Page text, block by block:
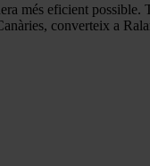
més eficient possible.
converteix a